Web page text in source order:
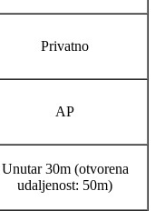
Privatno
AP
Unutar 30m (otvorena
udaljenost: 50m)